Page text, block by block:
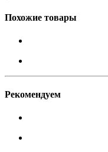
Похожие товары
Рекомендуем